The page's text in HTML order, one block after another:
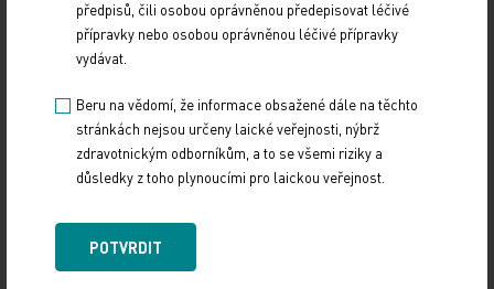
Doporučené
Má mít každý hypertonik hypolipidemikum?
10. 4. 2026
předpisů, čili osobou oprávněnou předepisovat léčivé
přípravky nebo osobou oprávněnou léčivé přípravky
vydávat.
Beru na vědomí, že informace obsažené dále na těchto
stránkách nejsou určeny laické veřejnosti, nýbrž
zdravotnickým odborníkům, a to se všemi riziky a
důsledky z toho plynoucími pro laickou veřejnost.
POTVRDIT